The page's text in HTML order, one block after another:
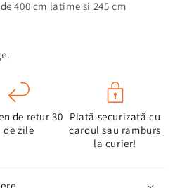
400 cm latime si 245 cm
de retur 30
de zile
Plată securizată cu
cardul sau ramburs
la curier!